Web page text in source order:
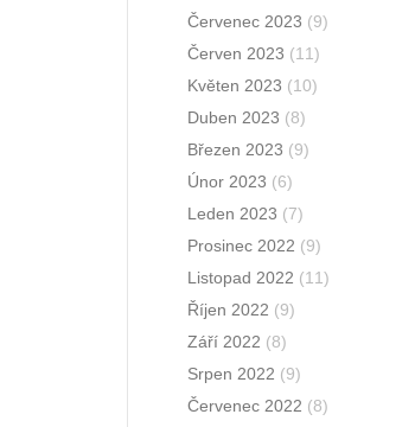
Červenec 2023 (9)
Červen 2023 (11)
Květen 2023 (10)
Duben 2023 (8)
Březen 2023 (9)
Únor 2023 (6)
Leden 2023 (7)
Prosinec 2022 (9)
Listopad 2022 (11)
Říjen 2022 (9)
Září 2022 (8)
Srpen 2022 (9)
Červenec 2022 (8)